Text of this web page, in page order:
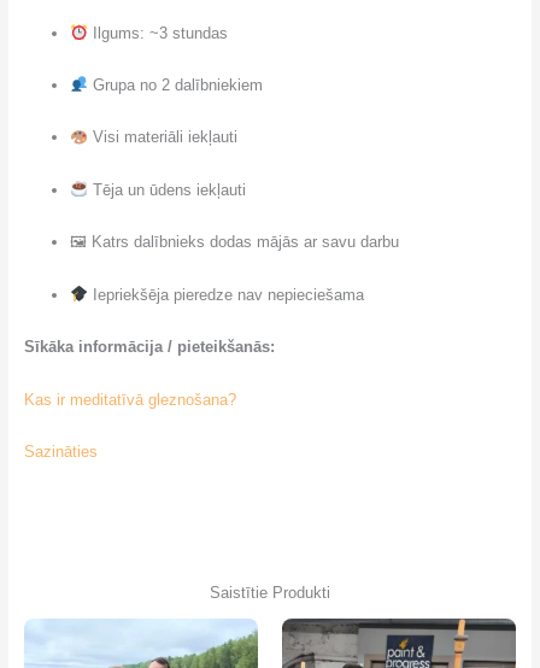
Ilgums: ~3 stundas
Grupa no 2 dalībniekiem
Visi materiāli iekļauti
Tēja un ūdens iekļauti
🖼 Katrs dalībnieks dodas mājās ar savu darbu
Iepriekšēja pieredze nav nepieciešama
Sīkāka informācija / pieteikšanās:
Kas ir meditatīvā gleznošana?
Sazināties
Saistītie Produkti